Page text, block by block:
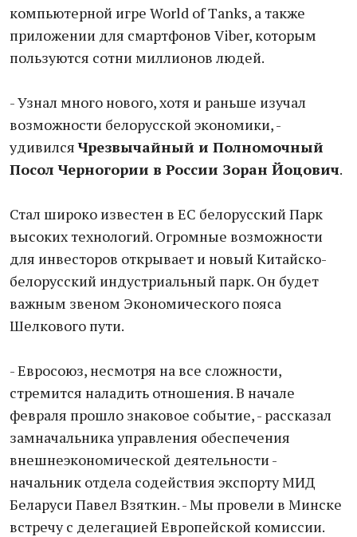
компьютерной игре World of Тanks, а также
приложении для смартфонов Viber, которым
пользуются сотни миллионов людей.
- Узнал много нового, хотя и раньше изучал
возможности белорусской экономики, -
удивилсяЧрезвычайный и Полномочный
Посол Черногории в России Зоран Йоцович.
Стал широко известен в ЕС белорусский Парк
высоких технологий. Огромные возможности
для инвесторов открывает и новый Китайско-
белорусский индустриальный парк. Он будет
важным звеном Экономического пояса
Шелкового пути.
- Евросоюз, несмотря на все сложности,
стремится наладить отношения. В начале
февраля прошло знаковое событие, - рассказал
замначальника управления обеспечения
внешнеэкономической деятельности -
начальник отдела содействия экспорту МИД
Беларуси Павел Взяткин. - Мы провели в Минске
встречу с делегацией Европейской комиссии.